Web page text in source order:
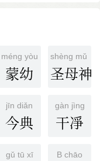
méng yòu
蒙幼
shèng mǔ
圣母神
jīn diǎn
今典
gàn jìng
干凈
gǔ tū xī B chāo